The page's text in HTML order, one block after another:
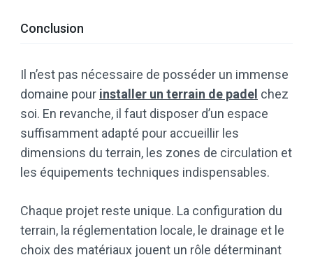
Conclusion
Il n’est pas nécessaire de posséder un immense
domaine pour installer un terrain de padel chez
soi. En revanche, il faut disposer d’un espace
suffisamment adapté pour accueillir les
dimensions du terrain, les zones de circulation et
les équipements techniques indispensables.
Chaque projet reste unique. La configuration du
terrain, la réglementation locale, le drainage et le
choix des matériaux jouent un rôle déterminant